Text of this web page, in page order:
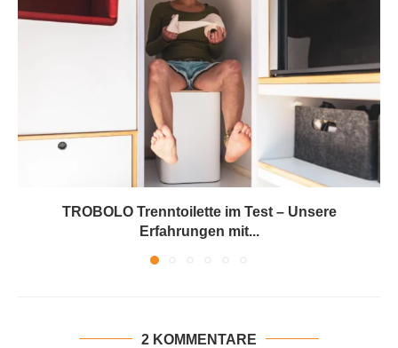
TROBOLO Trenntoilette im Test – Unsere
Erfahrungen mit...
2 KOMMENTARE